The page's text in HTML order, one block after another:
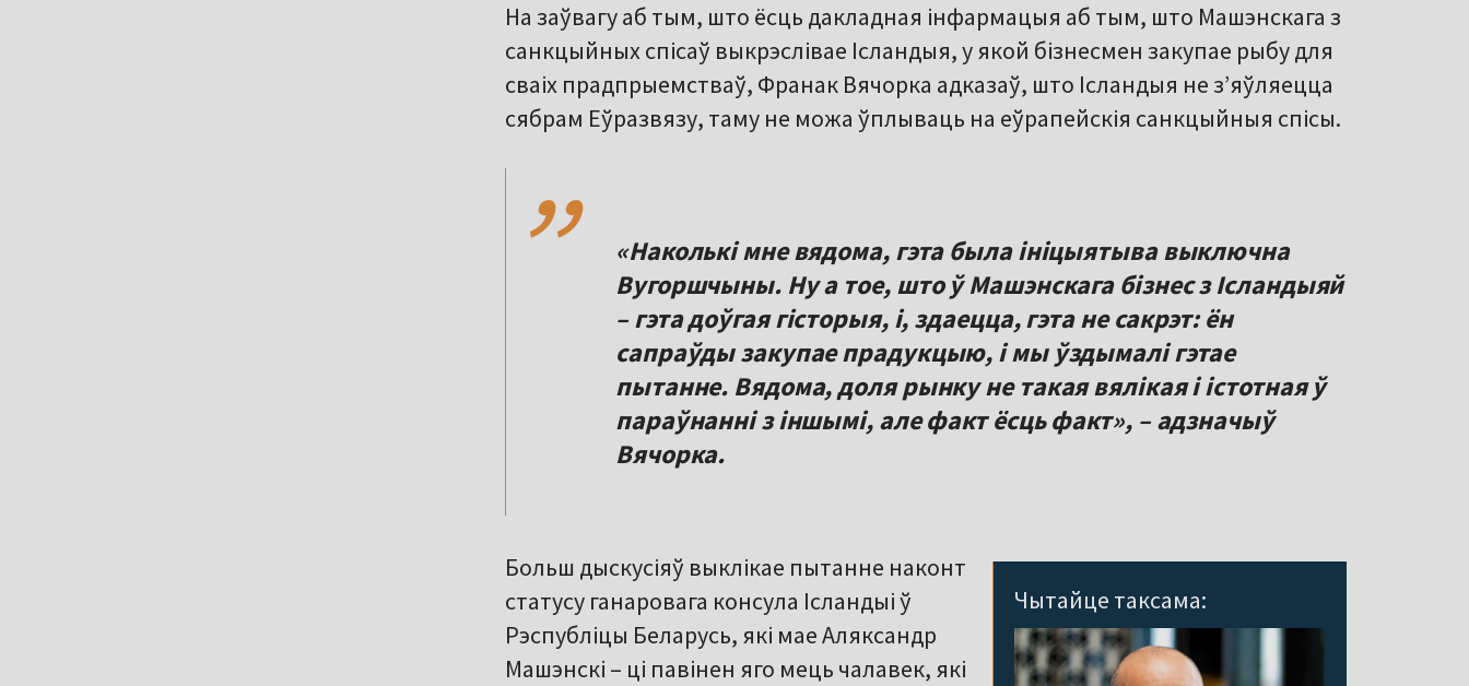
На заўвагу аб тым, што ёсць дакладная інфармацыя аб тым, што Машэнскага з
санкцыйных спісаў выкрэслівае Ісландыя, у якой бізнесмен закупае рыбу для
сваіх прадпрыемстваў, Франак Вячорка адказаў, што Ісландыя не з’яўляецца
сябрам Еўразвязу, таму не можа ўплываць на еўрапейскія санкцыйныя спісы.
,,
«Наколькі мне вядома, гэта была ініцыятыва выключна
Вугоршчыны. Ну а тое, што ў Машэнскага бізнес з Ісландыяй
– гэта доўгая гісторыя, і, здаецца, гэта не сакрэт: ён
сапраўды закупае прадукцыю, і мы ўздымалі гэтае
пытанне. Вядома, доля рынку не такая вялікая і істотная ў
параўнанні з іншымі, але факт ёсць факт», – адзначыў
Вячорка.
Чытайце таксама:
Больш дыскусіяў выклікае пытанне наконт
статусу ганаровага консула Ісландыі ў
Рэспубліцы Беларусь, які мае Аляксандр
Машэнскі – ці павінен яго мець чалавек, які